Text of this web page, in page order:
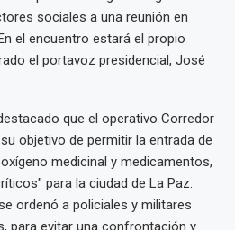
sociales a una reunión en
el encuentro estará el propio
el portavoz presidencial, José
que el operativo Corredor
objetivo de permitir la entrada de
medicinal y medicamentos,
para la ciudad de La Paz.
ordenó a policiales y militares
para evitar una confrontación y